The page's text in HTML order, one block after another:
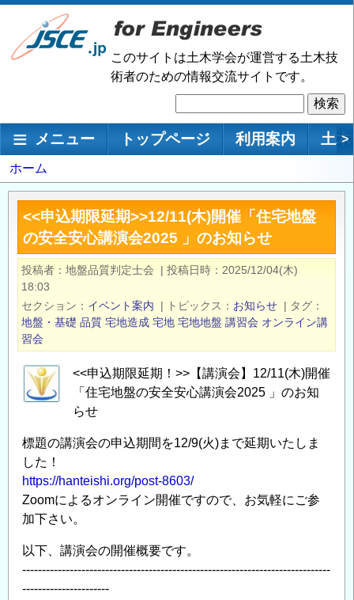
メ
ン
移
このサイトは土木学会が運営する土木技
術者のための情報交流サイトです。
索
メインナビゲーション
メニュー トップページ 利用案内 土 >
パ
ン
く
ず
ホーム
<<申込期限延期>>12/11(木)開催「住宅地盤
の安全安心講演会2025 」のお知らせ
投稿者 地盤品質判定士会 | 投稿日時
2025/12/04(木)
18:03
セクション
イベント案内 | トピックス お知らせ | タグ
地盤・基礎 品質 宅地造成 宅地 宅地地盤 講習会 オンライン講
習会
<<申込期限延期！>>【講演会】12/11(木)開催
「住宅地盤の安全安心講演会2025 」のお知
らせ
標題の講演会の申込期間を12/9(火)まで延期いたしま
した！
https://hanteishi.org/post-8603/
Zoomによるオンライン開催ですので、お気軽にご参
加下さい。
以下、講演会の開催概要です。
------------------------------------------------------------------------------
----------------------